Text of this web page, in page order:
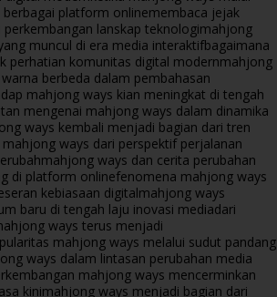
platform onlinemembaca jejak
lanskap teknologimahjong
muncul di era media interaktifbagaimana
perhatian komunitas digital modernmahjong
berbeda dalam pembahasan
mahjong ways kian meningkat di tengah
mengenai mahjong ways dalam dinamika
ways kembali menjadi bagian dari tren
ways dari perspektif perjalanan
mahjong ways dan cerita perubahan
di platform onlinefenomena mahjong ways
kebiasaan digitalmahjong ways
baru di tengah laju inovasi mediadari
ways terus menjadi
mahjong ways melalui sudut pandang
ways dalam lintasan perubahan media
mahjong ways mencerminkan
kinimahjong ways menjadi bagian dari